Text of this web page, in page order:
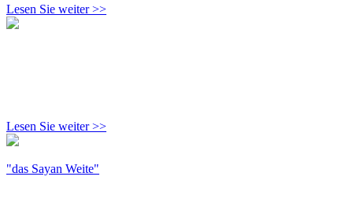
Lesen Sie weiter >>
Lesen Sie weiter >>
"das Sayan Weite"